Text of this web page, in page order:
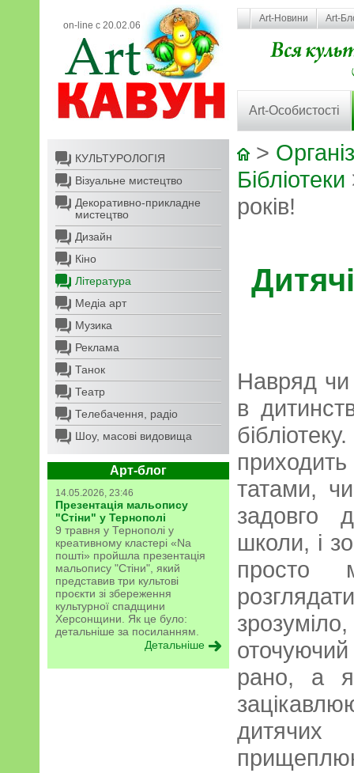
on-line с 20.02.06
Art-Новини Art-
Art-Особистості
КУЛЬТУРОЛОГІЯ
Візуальне мистецтво
Декоративно-прикладне
мистецтво
Дизайн
Кіно
Література
Медіа арт
Музика
Реклама
Танок
Театр
Телебачення, радіо
Шоу, масові видовища
Арт-блог
14.05.2026, 23:46
Презентація мальопису
"Стіни" у Тернополі
9 травня у Тернополі у
креативному кластері «Na
пошті» пройшла презентація
мальопису "Стіни", який
представив три культові
проєкти зі збереження
культурної спадщини
Херсонщини. Як це було:
детальніше за посиланням.
Детальніше
>
Бібліотеки
років!
Навряд
в
татами,
задовго
школи, і
просто
рано, а